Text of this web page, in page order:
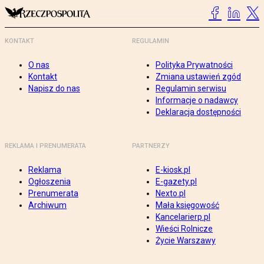
KONTAKT
O nas
Kontakt
Napisz do nas
REGULAMIN
Polityka Prywatności
Zmiana ustawień zgód
Regulamin serwisu
Informacje o nadawcy
Deklaracja dostępności
REKLAMA I PRENUMERATA
Reklama
Ogłoszenia
Prenumerata
Archiwum
PARTNERZY
E-kiosk.pl
E-gazety.pl
Nexto.pl
Mała księgowość
Kancelarierp.pl
Wieści Rolnicze
Życie Warszawy